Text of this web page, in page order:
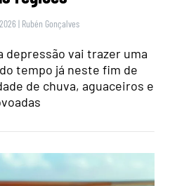
| Rubén Gonçalves
depressão vai trazer uma
tempo já neste fim de
de chuva, aguaceiros e